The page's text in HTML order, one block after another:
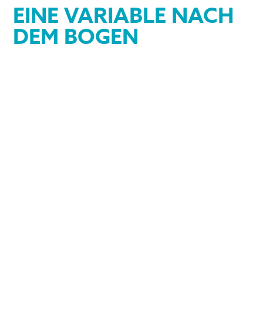
EINE VARIABLE NACH
DEM BOGEN